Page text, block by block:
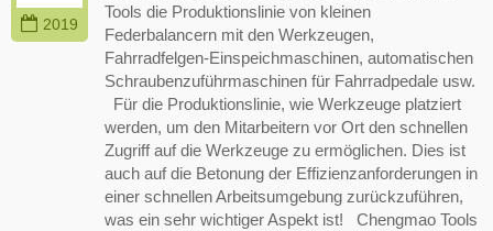
2019
Tools die Produktionslinie von kleinen
Federbalancern mit den Werkzeugen,
Fahrradfelgen-Einspeichmaschinen, automatischen
Schraubenzuführmaschinen für Fahrradpedale usw.
Für die Produktionslinie, wie Werkzeuge platziert
werden, um den Mitarbeitern vor Ort den schnellen
Zugriff auf die Werkzeuge zu ermöglichen. Dies ist
auch auf die Betonung der Effizienzanforderungen in
einer schnellen Arbeitsumgebung zurückzuführen,
was ein sehr wichtiger Aspekt ist! Chengmao Tools